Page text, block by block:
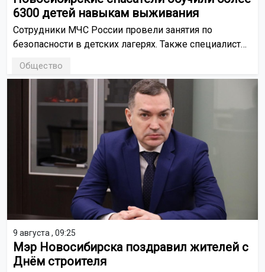
6300 детей навыкам выживания
Сотрудники МЧС России провели занятия по
безопасности в детских лагерях. Также специалисты
защиты, сигнализации и наличие средств
Общество
9 августа , 09:25
Мэр Новосибирска поздравил жителей с
Днём строителя